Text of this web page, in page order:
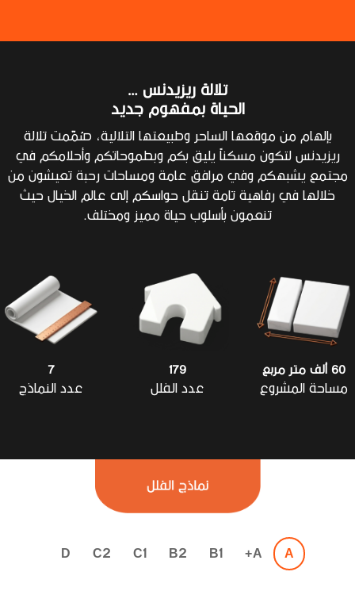
تلالة ريزيدنس …
الحياة بمفهوم جديد
بإلهام من موقعها الساحر وطبيعتها التلالية، صُُمّّمت تلالة
ريزيدنس لتكون مسكناًً يليق بكم وبطموحاتكم وأحلامكم في
يشبهكم وفي مرافق عامة ومساحات رحبة تعيشون من
خلالها في رفاهية تامة تنقل حواسكم إلى عالم الخيال حيث
تنعمون بأسلوب حياة مميز ومختلف.
المشروع
179
عدد الفلل عدد النماذج
A
A+
B2
C2